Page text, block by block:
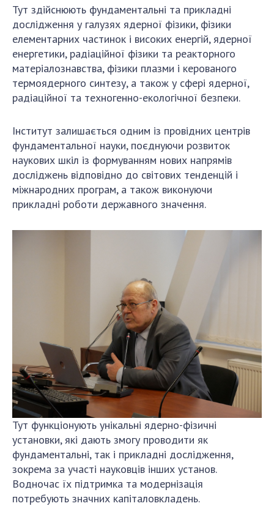
МІЖНАРОДНЕ СПІВРОБІТНИЦТВО
Членство в міжнародних організаціях
Міжнародні угоди
Міжнародні програми та конкурси
ДОКУМЕНТИ
Державний бюджет НАН України
Вибори до складу НАН України
Бланки документів
НОВИНИ
АКАДЕМІЯ КОМЕНТУЄ
ПРОФСПІЛКА НАН УКРАЇНИ
КАБІНЕТ
Тут здійснюють фундаментальні та прикладні
дослідження у галузях ядерної фізики, фізики
елементарних частинок і високих енергій, ядерної
енергетики, радіаційної фізики та реакторного
матеріалознавства, фізики плазми і керованого
термоядерного синтезу, а також у сфері ядерної,
радіаційної та техногенно-екологічної безпеки.
Інститут залишається одним із провідних центрів
фундаментальної науки, поєднуючи розвиток
наукових шкіл із формуванням нових напрямів
досліджень відповідно до світових тенденцій і
міжнародних програм, а також виконуючи
прикладні роботи державного значення.
Тут функціонують унікальні ядерно-фізичні
установки, які дають змогу проводити як
фундаментальні, так і прикладні дослідження,
зокрема за участі науковців інших установ.
Водночас їх підтримка та модернізація
потребують значних капіталовкладень.